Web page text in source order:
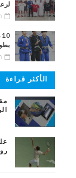
الأكثر قراءة